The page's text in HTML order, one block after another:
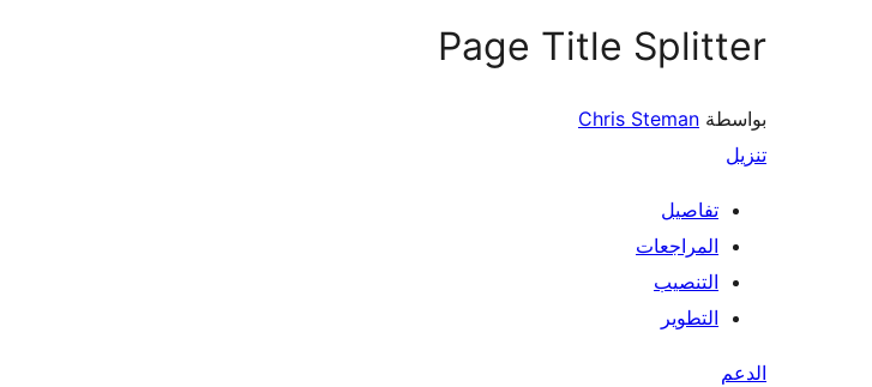
Page Title Splitter
بواسطة Chris Steman
تنزيل
تفاصيل
المراجعات
التنصيب
التطوير
الدعم